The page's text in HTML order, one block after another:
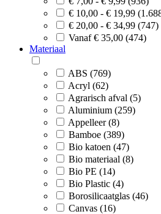
€ 10,00 - € 19,99
€ 20,00 - € 34,99 (747)
Vanaf € 35,00 (474)
Materiaal
ABS (769)
Acryl (62)
Agrarisch afval (5)
Aluminium (259)
Appelleer (8)
Bamboe (389)
Bio katoen (47)
Bio materiaal (8)
Bio PE (14)
Bio Plastic (4)
Borosilicaatglas (46)
Canvas (16)